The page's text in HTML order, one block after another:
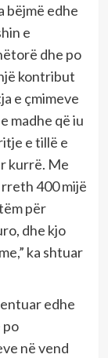
bëjmë edhe
e
dhe po
kontribut
e çmimeve
madhe që iu
e tillë e
kurrë. Me
400 mijë
për
dhe kjo
ka shtuar
edhe
po
në vend